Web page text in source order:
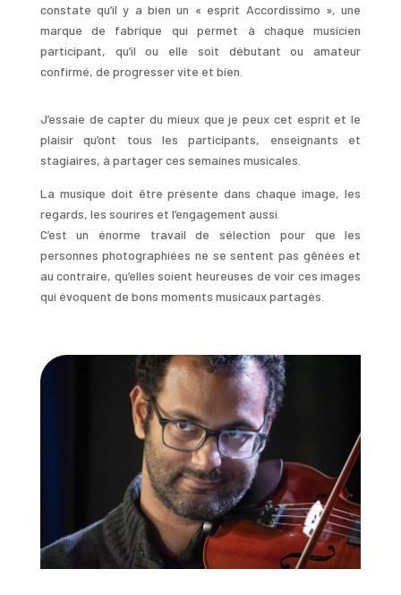
constate qu’il y a bien un « esprit Accordissimo », une
marque de fabrique qui permet à chaque musicien
participant, qu’il ou elle soit débutant ou amateur
confirmé, de progresser vite et bien.
J’essaie de capter du mieux que je peux cet esprit et le
plaisir qu’ont tous les participants, enseignants et
stagiaires, à partager ces semaines musicales.
La musique doit être présente dans chaque image, les
regards, les sourires et l’engagement aussi.
C’est un énorme travail de sélection pour que les
personnes photographiées ne se sentent pas gênées et
au contraire, qu’elles soient heureuses de voir ces images
qui évoquent de bons moments musicaux partagés.